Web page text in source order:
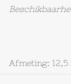
Olieflessen
Afmeting: 12,5